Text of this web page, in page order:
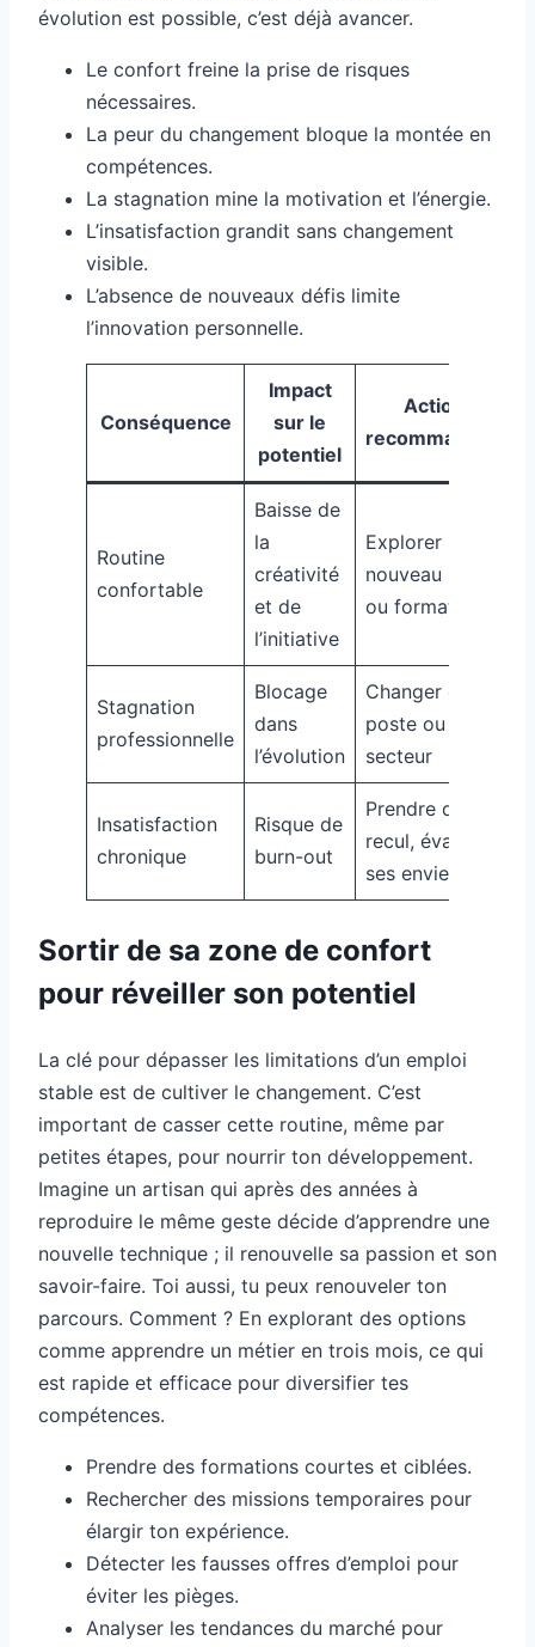
évolution est possible, c’est déjà avancer.
Le confort freine la prise de risques
nécessaires.
La peur du changement bloque la montée en
compétences.
La stagnation mine la motivation et l’énergie.
L’insatisfaction grandit sans changement
visible.
L’absence de nouveaux défis limite
l’innovation personnelle.
Conséquence
Impact
sur le
potentiel
Action
recommandée
Routine
confortable
Baisse de
la
créativité
et de
l’initiative
Explorer un
nouveau projet
ou formation
Stagnation
professionnelle
Blocage
dans
l’évolution
Changer de
poste ou
secteur
Insatisfaction
chronique
Risque de
burn-out
Prendre du
recul, évaluer
ses envies
Sortir de sa zone de confort
pour réveiller son potentiel
La clé pour dépasser les limitations d’un emploi
stable est de cultiver le changement. C’est
important de casser cette routine, même par
petites étapes, pour nourrir ton développement.
Imagine un artisan qui après des années à
reproduire le même geste décide d’apprendre une
nouvelle technique ; il renouvelle sa passion et son
savoir-faire. Toi aussi, tu peux renouveler ton
parcours. Comment ? En explorant des options
comme apprendre un métier en trois mois, ce qui
est rapide et efficace pour diversifier tes
compétences.
Prendre des formations courtes et ciblées.
Rechercher des missions temporaires pour
élargir ton expérience.
Détecter les fausses offres d’emploi pour
éviter les pièges.
Analyser les tendances du marché pour